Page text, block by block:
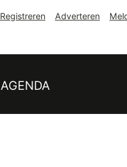
Registreren Adverteren
AGENDA